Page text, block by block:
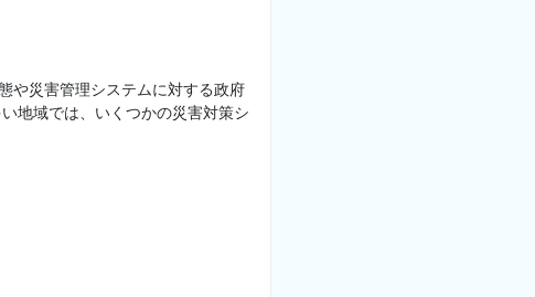
や災害管理システムに対する政府
地域では、いくつかの災害対策シ